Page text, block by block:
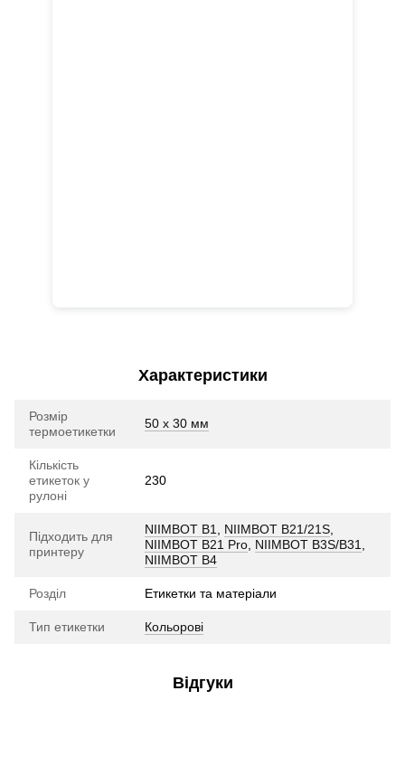
Характеристики
Розмір
термоетикетки
50 х 30 мм
Кількість
етикеток у
рулоні
230
Підходить для
принтеру
NIIMBOT B1, NIIMBOT B21/21S,
NIIMBOT B21 Pro, NIIMBOT B3S/B31,
NIIMBOT B4
Розділ Етикетки та матеріали
Тип етикетки Кольорові
Відгуки